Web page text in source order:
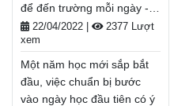
tiền khi nhận hàng.
Xem thêm
để đến trường mỗi ngày -
Balodep.shop
22/04/2022
2377 Lượt
xem
Một năm học mới sắp bắt
đầu, việc chuẩn bị bước
vào ngày học đầu tiên có ý